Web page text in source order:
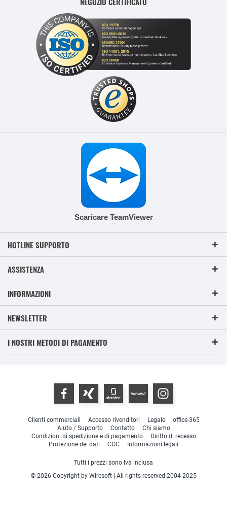
Scaricare TeamViewer
HOTLINE SUPPORTO
ASSISTENZA
INFORMAZIONI
NEWSLETTER
I NOSTRI METODI DI PAGAMENTO
Clienti commerciali Accesso rivenditori Legale
office-365
Aiuto / Supporto
Contatto
Chi siamo
Condizioni di spedizione e di pagamento
Diritto di recesso
Protezione dei dati
CGC Informazioni legali
Tutti i prezzi sono Iva inclusa
© 2026 Copyright by Wiresoft | All rights reserved 2004-2025